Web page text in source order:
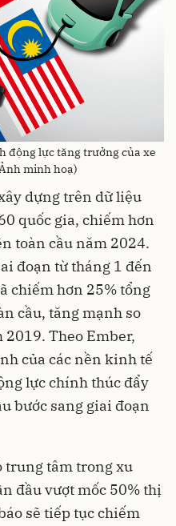
động lực tăng trưởng của xe
minh hoạ)
dựng trên dữ liệu
quốc gia, chiếm hơn
toàn cầu năm 2024.
đoạn từ tháng 1 đến
chiếm hơn 25% tổng
cầu, tăng mạnh so
Theo Ember,
của các nền kinh tế
lực chính thúc đẩy
bước sang giai đoạn
trung tâm trong xu
đầu vượt mốc 50% thị
sẽ tiếp tục chiếm